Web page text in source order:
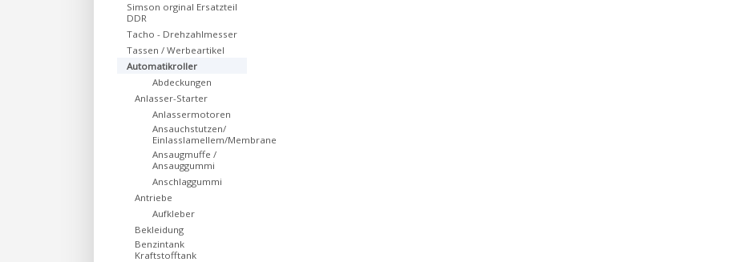
Simson orginal Ersatzteil
DDR
Tacho - Drehzahlmesser
Tassen / Werbeartikel
Automatikroller
Abdeckungen
Anlasser-Starter
Anlassermotoren
Ansauchstutzen/
Einlasslamellem/Membrane
Ansaugmuffe /
Ansauggummi
Anschlaggummi
Antriebe
Aufkleber
Bekleidung
Benzintank
Kraftstofftank